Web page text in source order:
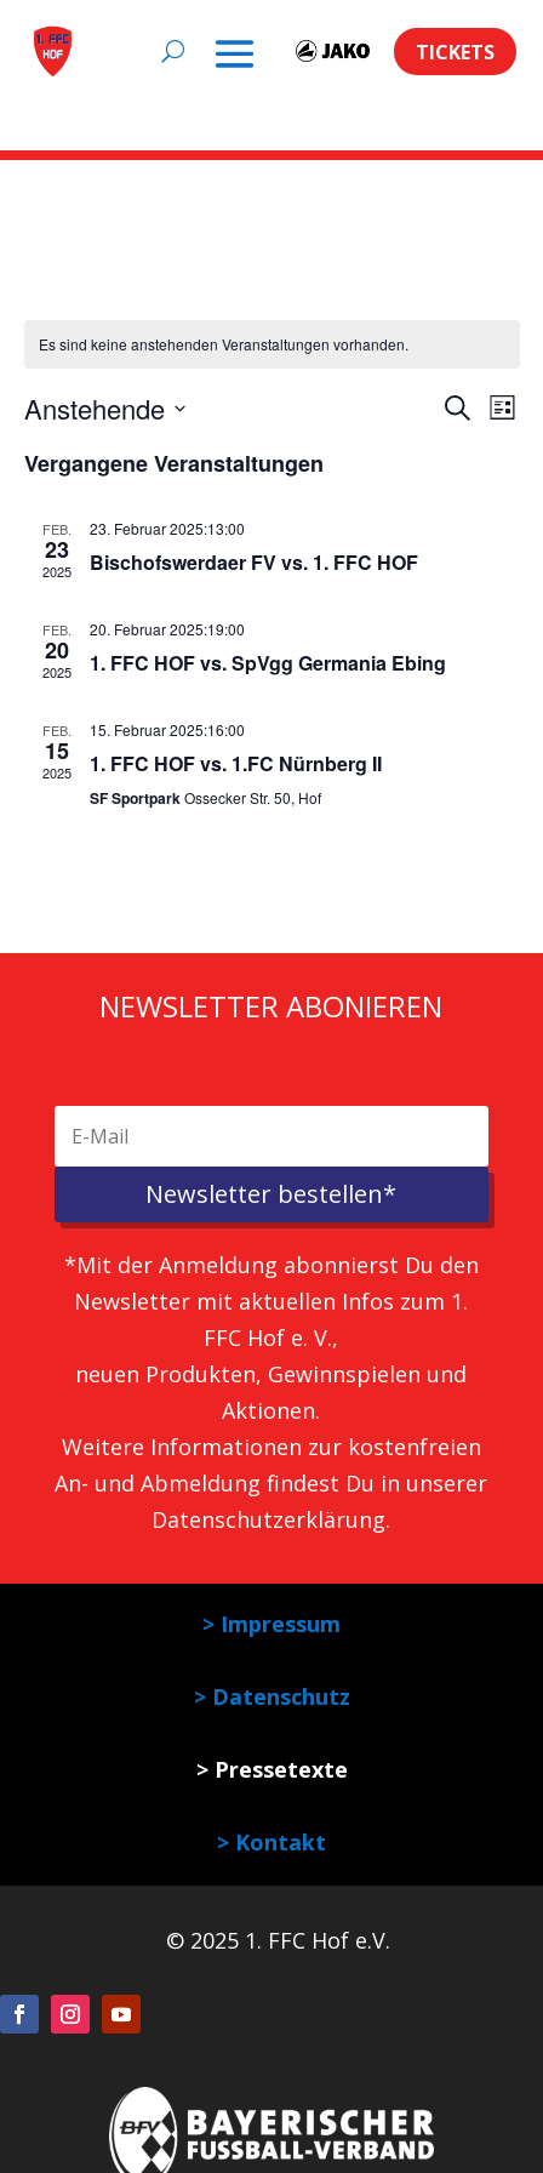
TICKETS
Es sind keine anstehenden Veranstaltungen vorhanden.
SucheListe
Anstehende
wählen.
Vergangene Veranstaltungen
FEB.
23
2025
23. Februar 2025:13:00
Bischofswerdaer FV vs. 1. FFC HOF
FEB.
20
2025
20. Februar 2025:19:00
1. FFC HOF vs. SpVgg Germania Ebing
FEB.
15
2025
15. Februar 2025:16:00
1. FFC HOF vs. 1.FC Nürnberg II
SF SportparkOssecker Str. 50, Hof
NEWSLETTER ABONIEREN
Newsletter bestellen*
*Mit der Anmeldung abonnierst Du den
Newsletter mit aktuellen Infos zum 1.
FFC Hof e. V.,
neuen Produkten, Gewinnspielen und
Aktionen.
Weitere Informationen zur kostenfreien
An- und Abmeldung findest Du in unserer
Datenschutzerklärung.
> Impressum
> Datenschutz
> Pressetexte
> Kontakt
© 2025 1. FFC Hof e.V.